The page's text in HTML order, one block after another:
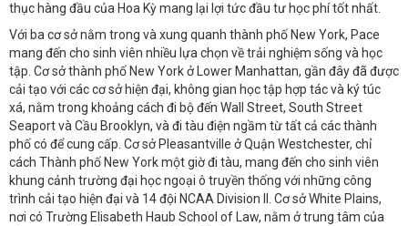
thục hàng đầu của Hoa Kỳ mang lại lợi tức đầu tư học phí tốt nhất.
Với ba cơ sở nằm trong và xung quanh thành phố New York, Pace
mang đến cho sinh viên nhiều lựa chọn về trải nghiệm sống và học
tập. Cơ sở thành phố New York ở Lower Manhattan, gần đây đã được
cải tạo với các cơ sở hiện đại, không gian học tập hợp tác và ký túc
xá, nằm trong khoảng cách đi bộ đến Wall Street, South Street
Seaport và Cầu Brooklyn, và đi tàu điện ngầm từ tất cả các thành
phố có để cung cấp. Cơ sở Pleasantville ở Quận Westchester, chỉ
cách Thành phố New York một giờ đi tàu, mang đến cho sinh viên
khung cảnh trường đại học ngoại ô truyền thống với những công
trình cải tạo hiện đại và 14 đội NCAA Division II. Cơ sở White Plains,
nơi có Trường Elisabeth Haub School of Law, nằm ở trung tâm của